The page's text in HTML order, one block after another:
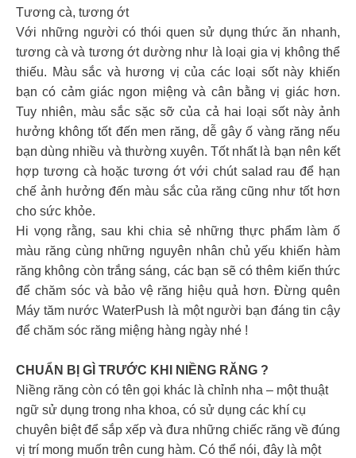
Tương cà, tương ớt
Với những người có thói quen sử dụng thức ăn nhanh,
tương cà và tương ớt dường như là loại gia vị không thể
thiếu. Màu sắc và hương vị của các loại sốt này khiến
bạn có cảm giác ngon miệng và cân bằng vị giác hơn.
Tuy nhiên, màu sắc sặc sỡ của cả hai loại sốt này ảnh
hưởng không tốt đến men răng, dễ gây ố vàng răng nếu
bạn dùng nhiều và thường xuyên. Tốt nhất là bạn nên kết
hợp tương cà hoặc tương ớt với chút salad rau để hạn
chế ảnh hưởng đến màu sắc của răng cũng như tốt hơn
cho sức khỏe.
Hi vọng rằng, sau khi chia sẻ những thực phẩm làm ố
màu răng cùng những nguyên nhân chủ yếu khiến hàm
răng không còn trắng sáng, các bạn sẽ có thêm kiến thức
để chăm sóc và bảo vệ răng hiệu quả hơn. Đừng quên
Máy tăm nước WaterPush là một người bạn đáng tin cậy
để chăm sóc răng miệng hàng ngày nhé !
CHUẨN BỊ GÌ TRƯỚC KHI NIỀNG RĂNG ?
Niềng răng còn có tên gọi khác là chỉnh nha – một thuật
ngữ sử dụng trong nha khoa, có sử dụng các khí cụ
chuyên biệt để sắp xếp và đưa những chiếc răng về đúng
vị trí mong muốn trên cung hàm. Có thể nói, đây là một